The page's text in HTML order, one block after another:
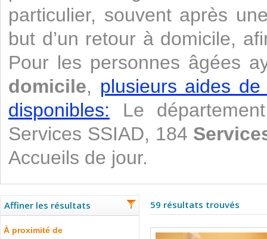
particulier, souvent après
but d’un retour à domicile,
Pour les personnes âgées
domicile, plusieurs aides
disponibles: Le
Services SSIAD, 184
Accueils de jour.
Affiner les résultats
À proximité de
59 résultats trouvés